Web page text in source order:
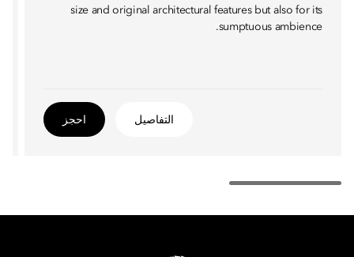
size and original architectural features but also for its
sumptuous ambience.
التفاصيل احجز